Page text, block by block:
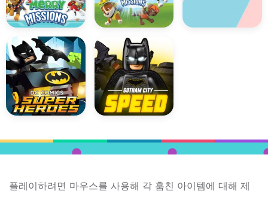
플레이하려면 마우스를 사용해 각 훔친 아이템에 대해 제